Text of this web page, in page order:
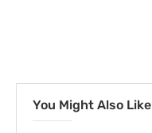
You Might Also Like